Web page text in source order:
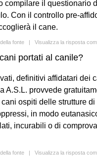
compilare il questionario
Con il controllo pre-
il cane.
fonte | Visualizza la risposta
portati al canile?
definitivi affidatari dei
A.S.L. provvede
ospiti delle strutture di
in modo
incurabili o di
fonte | Visualizza la risposta